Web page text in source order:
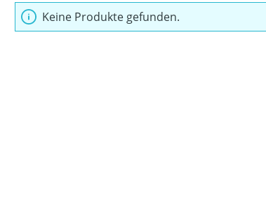
Keine Produkte gefunden.